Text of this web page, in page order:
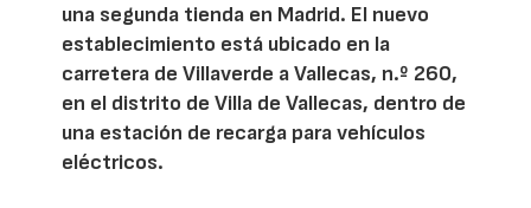
una segunda tienda en Madrid. El nuevo
establecimiento está ubicado en la
carretera de Villaverde a Vallecas, n.º 260,
en el distrito de Villa de Vallecas, dentro de
una estación de recarga para vehículos
eléctricos.